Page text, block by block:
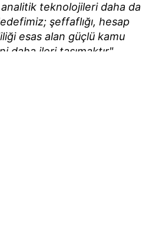
teknolojileri daha da
şeffaflığı, hesap
esas alan güçlü kamu
daha ileri taşımaktır"